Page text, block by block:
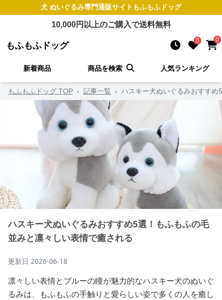
犬 ぬいぐるみ専門通販サイト もふもふドッグ
10,000円以上のご購入で送料無料
もふもふドッグ 0 0
新着商品 商品を検索 人気ランキング
もふもふドッグ TOP › 記事一覧 › ハスキー犬ぬいぐるみおすす
ハスキー犬ぬいぐるみおすすめ5選！もふもふの毛
並みと凛々しい表情で癒される
更新日 2026-06-18
凛々しい表情とブルーの瞳が魅力的なハスキー犬のぬいぐ
るみは、もふもふの手触りと愛らしい姿で多くの人を癒し